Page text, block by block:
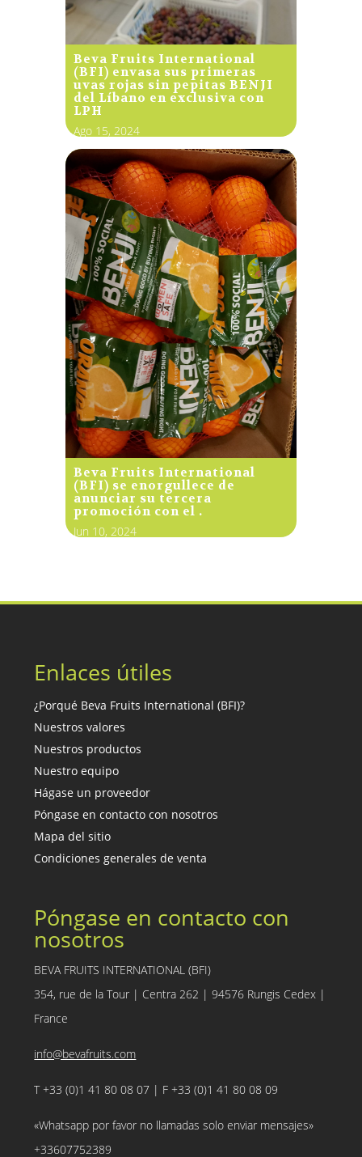
Beva Fruits International
(BFI) envasa sus primeras
uvas rojas sin pepitas BENJI
del Líbano en exclusiva con
LPH
Ago 15, 2024
Beva Fruits International
(BFI) se enorgullece de
anunciar su tercera
promoción con el .
Jun 10, 2024
Enlaces útiles
¿Porqué Beva Fruits International (BFI)?
Nuestros valores
Nuestros productos
Nuestro equipo
Hágase un proveedor
Póngase en contacto con nosotros
Mapa del sitio
Condiciones generales de venta
Póngase en contacto con
nosotros
BEVA FRUITS INTERNATIONAL (BFI)
354, rue de la Tour | Centra 262 | 94576 Rungis Cedex |
France
info@bevafruits.com
T +33 (0)1 41 80 08 07 | F +33 (0)1 41 80 08 09
«Whatsapp por favor no llamadas solo enviar mensajes»
+33607752389